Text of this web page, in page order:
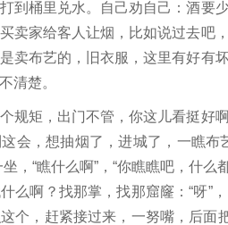
到桶里兑水。自己劝自己：酒要
卖家给客人让烟，比如说过去吧
卖布艺的，旧衣服，这里有好有
清楚。
矩，出门不管，你这儿看挺好
会，想抽烟了，进城了，一瞧
，“瞧什么啊”，“你瞧瞧吧，什
么啊？找那掌，找那窟窿：“呀”
个，赶紧接过来，一努嘴，后面